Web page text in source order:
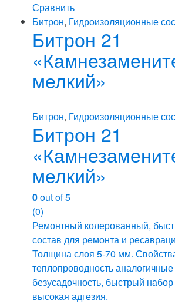
Сравнить
Битрон, Гидроизоляционные
Битрон 21
мелкий»
Битрон, Гидроизоляционные
Битрон 21
мелкий»
0out of 5
(0)
Ремонтный колерованный,
состав для ремонта и
Толщина слоя 5-70 мм.
теплопроводность аналогичные
безусадочность, быстрый
высокая адгезия.